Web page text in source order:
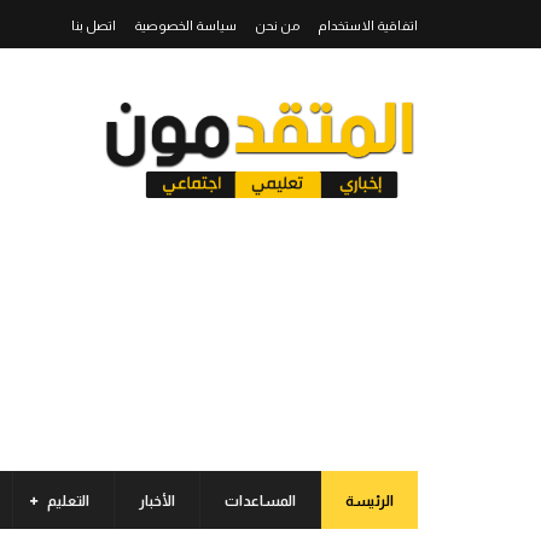
اتفاقية الاستخدام من نحن سياسة الخصوصية اتصل بنا
الرئيسة المساعدات الأخبار التعليم